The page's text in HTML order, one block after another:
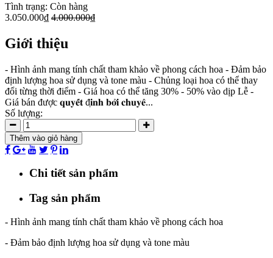
Tình trạng: Còn hàng
3.050.000₫ 4.000.000₫
Giới thiệu
- Hình ảnh mang tính chất tham khảo về phong cách hoa - Đảm bảo
định lượng hoa sử dụng và tone màu - Chủng loại hoa có thể thay
đổi từng thời điểm - Giá hoa có thể tăng 30% - 50% vào dịp Lễ -
Giá bán được 𝐪𝐮𝐲𝐞̂́𝐭 đ𝐢̣𝐧𝐡 𝐛𝐨̛̉𝐢 𝐜𝐡𝐮𝐲𝐞̂...
Số lượng:
Thêm vào giỏ hàng
Chi tiết sản phẩm
Tag sản phẩm
- Hình ảnh mang tính chất tham khảo về phong cách hoa
- Đảm bảo định lượng hoa sử dụng và tone màu